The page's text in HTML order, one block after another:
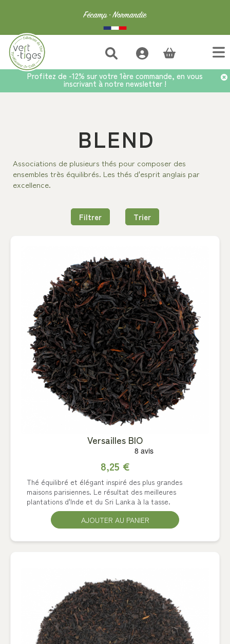
Profitez de -12% sur votre 1ère commande, en vous
inscrivant à notre newsletter !
Thés d'origines > Blend
BLEND
Associations de plusieurs thés pour composer des
ensembles très équilibrés. Les thés d'esprit anglais par
excellence.
Filtrer Trier
Versailles BIO
8,25 €
Thé équilibré et élégant inspiré des plus grandes
maisons parisiennes. Le résultat des meilleures
plantations d'Inde et du Sri Lanka à la tasse.
AJOUTER AU PANIER